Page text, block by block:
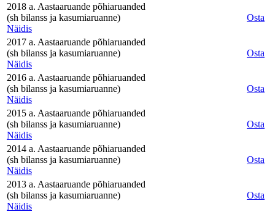
2018 a. Aastaaruande põhiaruanded
(sh bilanss ja kasumiaruanne)
Näidis
Osta
2017 a. Aastaaruande põhiaruanded
(sh bilanss ja kasumiaruanne)
Näidis
Osta
2016 a. Aastaaruande põhiaruanded
(sh bilanss ja kasumiaruanne)
Näidis
Osta
2015 a. Aastaaruande põhiaruanded
(sh bilanss ja kasumiaruanne)
Näidis
Osta
2014 a. Aastaaruande põhiaruanded
(sh bilanss ja kasumiaruanne)
Näidis
Osta
2013 a. Aastaaruande põhiaruanded
(sh bilanss ja kasumiaruanne)
Näidis
Osta